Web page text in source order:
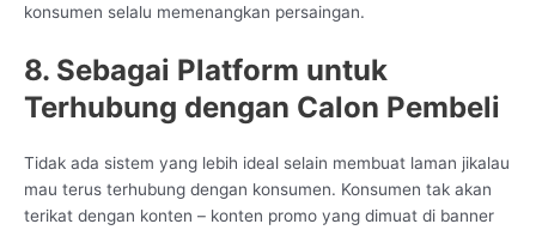
konsumen selalu memenangkan persaingan.
8. Sebagai Platform untuk
Terhubung dengan Calon Pembeli
Tidak ada sistem yang lebih ideal selain membuat laman jikalau
mau terus terhubung dengan konsumen. Konsumen tak akan
terikat dengan konten – konten promo yang dimuat di banner
CS Lenteraweb